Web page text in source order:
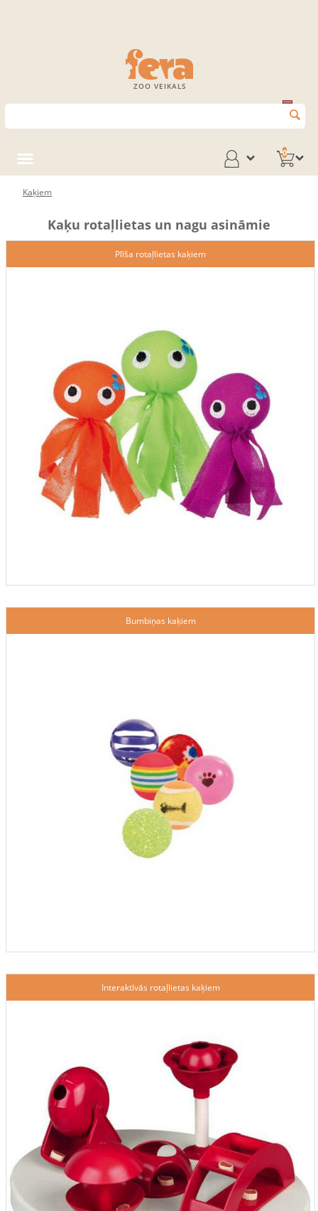
ZOO VEIKALS
0
Kaķiem
Kaķu rotaļlietas un nagu asināmie
Plīša rotaļlietas kaķiem
Bumbiņas kaķiem
Interaktīvās rotaļlietas kaķiem